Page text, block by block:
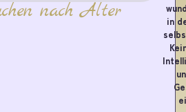
nach Alter
in